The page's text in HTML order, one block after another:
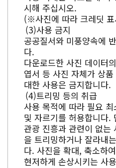
시해 주십시오.
(※사진에 따라 크레딧
사용 금지
공공질서와 미풍양속에
다.
다운로드한 사진 데이터
엽서 등 사진 자체가 상
대한 사용은 금지합니다.
트리밍 등의 취급
사용 목적에 따라 필요
및 자르기를 허용합니다.
관광 진흥과 관련이 없는
을 트리밍하거나 잘라내
다. 사진을 확대, 축소하
현저하게 손상시키는 사